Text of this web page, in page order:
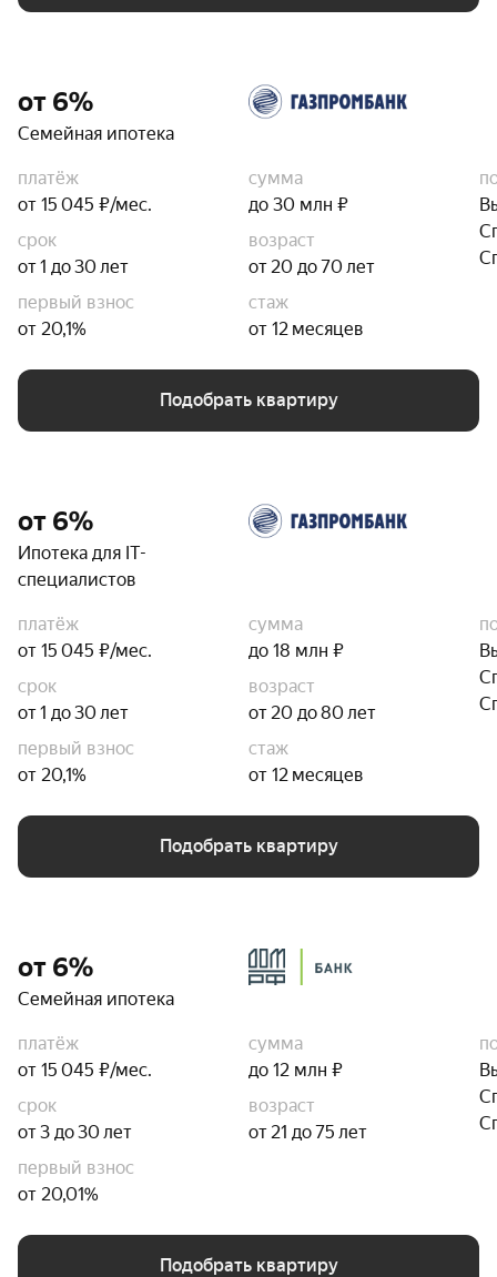
от 6%
Семейная ипотека
платёж
от 15 045 ₽/мес.
сумма
до 30 млн ₽
срок
от 1 до 30 лет
возраст
от 20 до 70 лет
первый взнос
от 20,1%
стаж
от 12 месяцев
Подобрать квартиру
от 6%
Ипотека для IT-
специалистов
платёж
от 15 045 ₽/мес.
сумма
до 18 млн ₽
срок
от 1 до 30 лет
возраст
от 20 до 80 лет
первый взнос
от 20,1%
стаж
от 12 месяцев
Подобрать квартиру
от 6%
Семейная ипотека
платёж
от 15 045 ₽/мес.
сумма
до 12 млн ₽
срок
от 3 до 30 лет
возраст
от 21 до 75 лет
первый взнос
от 20,01%
Подобрать квартиру